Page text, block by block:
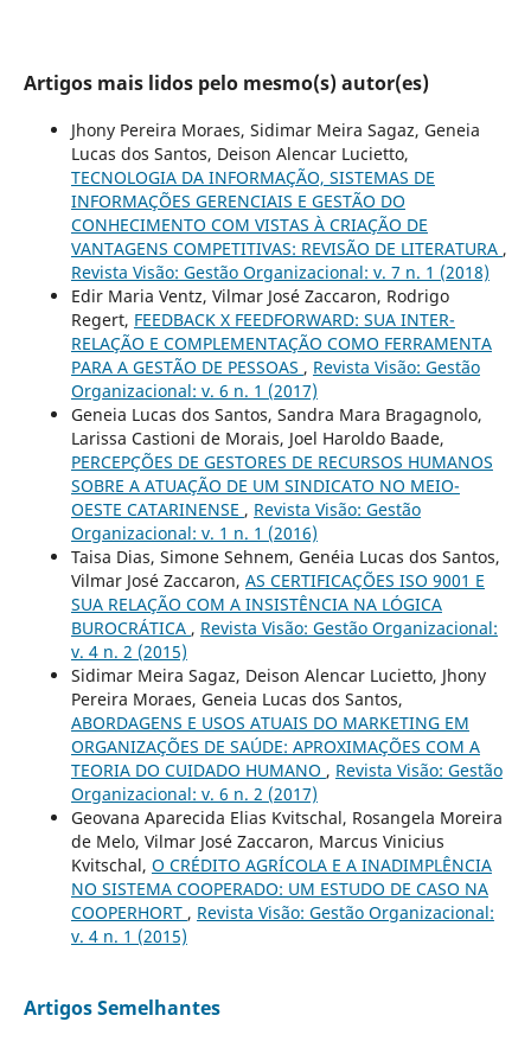
Artigos mais lidos pelo mesmo(s) autor(es)
Jhony Pereira Moraes, Sidimar Meira Sagaz, Geneia
Lucas dos Santos, Deison Alencar Lucietto,
TECNOLOGIA DA INFORMAÇÃO, SISTEMAS DE
INFORMAÇÕES GERENCIAIS E GESTÃO DO
CONHECIMENTO COM VISTAS À CRIAÇÃO DE
VANTAGENS COMPETITIVAS: REVISÃO DE LITERATURA ,
Revista Visão: Gestão Organizacional: v. 7 n. 1 (2018)
Edir Maria Ventz, Vilmar José Zaccaron, Rodrigo
Regert, FEEDBACK X FEEDFORWARD: SUA INTER-
RELAÇÃO E COMPLEMENTAÇÃO COMO FERRAMENTA
PARA A GESTÃO DE PESSOAS , Revista Visão: Gestão
Organizacional: v. 6 n. 1 (2017)
Geneia Lucas dos Santos, Sandra Mara Bragagnolo,
Larissa Castioni de Morais, Joel Haroldo Baade,
PERCEPÇÕES DE GESTORES DE RECURSOS HUMANOS
SOBRE A ATUAÇÃO DE UM SINDICATO NO MEIO-
OESTE CATARINENSE , Revista Visão: Gestão
Organizacional: v. 1 n. 1 (2016)
Taisa Dias, Simone Sehnem, Genéia Lucas dos Santos,
Vilmar José Zaccaron, AS CERTIFICAÇÕES ISO 9001 E
SUA RELAÇÃO COM A INSISTÊNCIA NA LÓGICA
BUROCRÁTICA , Revista Visão: Gestão Organizacional:
v. 4 n. 2 (2015)
Sidimar Meira Sagaz, Deison Alencar Lucietto, Jhony
Pereira Moraes, Geneia Lucas dos Santos,
ABORDAGENS E USOS ATUAIS DO MARKETING EM
ORGANIZAÇÕES DE SAÚDE: APROXIMAÇÕES COM A
TEORIA DO CUIDADO HUMANO , Revista Visão: Gestão
Organizacional: v. 6 n. 2 (2017)
Geovana Aparecida Elias Kvitschal, Rosangela Moreira
de Melo, Vilmar José Zaccaron, Marcus Vinicius
Kvitschal, O CRÉDITO AGRÍCOLA E A INADIMPLÊNCIA
NO SISTEMA COOPERADO: UM ESTUDO DE CASO NA
COOPERHORT , Revista Visão: Gestão Organizacional:
v. 4 n. 1 (2015)
Artigos Semelhantes